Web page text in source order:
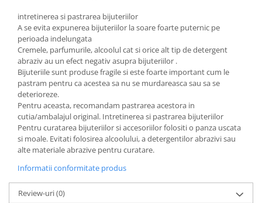
intretinerea si pastrarea bijuteriilor
A se evita expunerea bijuteriilor la soare foarte puternic pe
perioada indelungata
Cremele, parfumurile, alcoolul cat si orice alt tip de detergent
abraziv au un efect negativ asupra bijuteriilor .
Bijuteriile sunt produse fragile si este foarte important cum le
pastram pentru ca acestea sa nu se murdareasca sau sa se
deterioreze.
Pentru aceasta, recomandam pastrarea acestora in
cutia/ambalajul original. Intretinerea si pastrarea bijuteriilor
Pentru curatarea bijuteriilor si accesoriilor folositi o panza uscata
si moale. Evitati folosirea alcoolului, a detergentilor abrazivi sau
alte materiale abrazive pentru curatare.
Informatii conformitate produs
Review-uri(0)